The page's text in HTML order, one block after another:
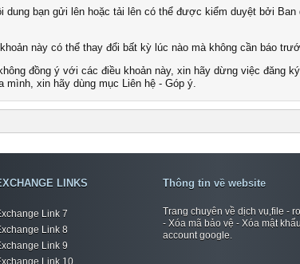
dung bạn gửi lên hoặc tải lên có thể được kiểm duyệt bởi
này có thể thay đổi bất kỳ lúc nào mà không cần báo
đồng ý với các điều khoản này, xin hãy dừng việc đăng
mình, xin hãy dùng mục Liên hệ - Góp ý.
LINKS
Link 7
Link 8
Link 9
Link 10
Thông tin về website
Trang chuyên về dịch vụ,file -
- Xóa mã bảo vệ - Xóa mật
account google.